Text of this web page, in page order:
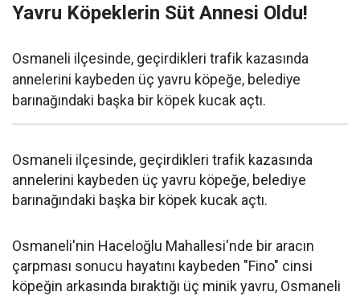
Yavru Köpeklerin Süt Annesi Oldu!
Osmaneli ilçesinde, geçirdikleri trafik kazasında
annelerini kaybeden üç yavru köpeğe, belediye
barınağındaki başka bir köpek kucak açtı.
Osmaneli ilçesinde, geçirdikleri trafik kazasında
annelerini kaybeden üç yavru köpeğe, belediye
barınağındaki başka bir köpek kucak açtı.
Osmaneli'nin Haceloğlu Mahallesi'nde bir aracın
çarpması sonucu hayatını kaybeden "Fino" cinsi
köpeğin arkasında bıraktığı üç minik yavru, Osmaneli